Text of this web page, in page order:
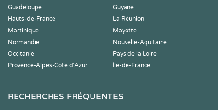
Guadeloupe
Guyane
Hauts-de-France
La Réunion
Martinique
Mayotte
Normandie
Nouvelle-Aquitaine
Occitanie
Pays de la Loire
Provence-Alpes-Côte d'Azur
Île-de-France
RECHERCHES FRÉQUENTES